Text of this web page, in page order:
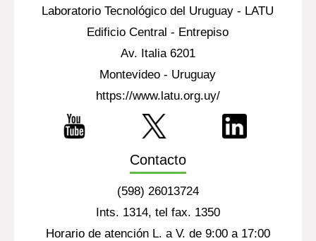
Laboratorio Tecnológico del Uruguay - LATU
Edificio Central - Entrepiso
Av. Italia 6201
Montevideo - Uruguay
https://www.latu.org.uy/
Contacto
(598) 26013724
Ints. 1314, tel fax. 1350
Horario de atención L. a V. de 9:00 a 17:00